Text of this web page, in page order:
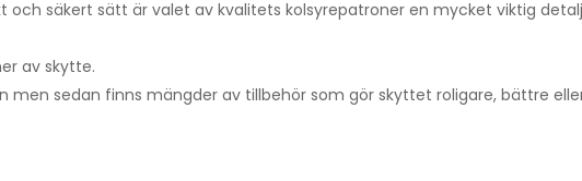
säkert sätt är valet av kvalitets kolsyrepatroner en mycket viktig
av skytte.
men sedan finns mängder av tillbehör som gör skyttet roligare, bättre